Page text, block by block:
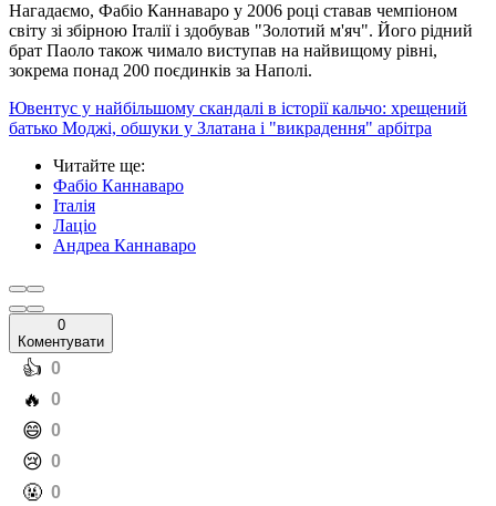
Нагадаємо, Фабіо Каннаваро у 2006 році ставав чемпіоном
світу зі збірною Італії і здобував "Золотий м'яч". Його рідний
брат Паоло також чимало виступав на найвищому рівні,
зокрема понад 200 поєдинків за Наполі.
Ювентус у найбільшому скандалі в історії кальчо: хрещений
батько Моджі, обшуки у Златана і "викрадення" арбітра
Читайте ще:
Фабіо Каннаваро
Італія
Лаціо
Андреа Каннаваро
0
Коментувати
️👍 0
️🔥 0
️😄 0
️😢 0
️🤬 0